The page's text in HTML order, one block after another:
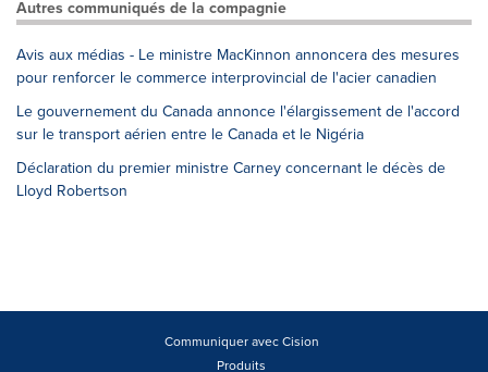
Autres communiqués de la compagnie
Avis aux médias - Le ministre MacKinnon annoncera des mesures
pour renforcer le commerce interprovincial de l'acier canadien
Le gouvernement du Canada annonce l'élargissement de l'accord
sur le transport aérien entre le Canada et le Nigéria
Déclaration du premier ministre Carney concernant le décès de
Lloyd Robertson
Communiquer avec Cision
Produits